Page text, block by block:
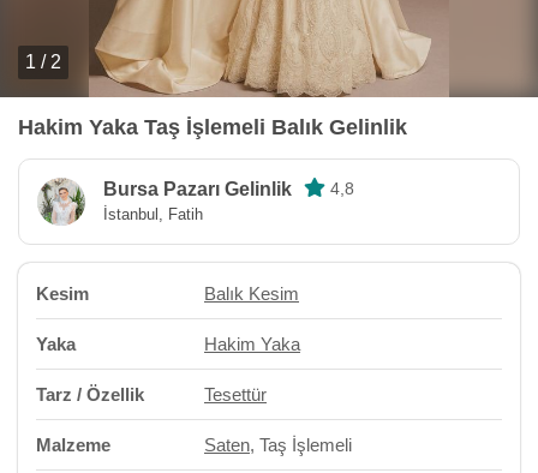
1 / 2
Hakim Yaka Taş İşlemeli Balık Gelinlik
Bursa Pazarı Gelinlik 4,8
İstanbul, Fatih
Kesim Balık Kesim
Yaka Hakim Yaka
Tarz / Özellik Tesettür
Malzeme Saten, Taş İşlemeli